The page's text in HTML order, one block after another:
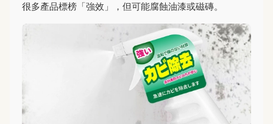
很多產品標榜「強效」，但可能腐蝕油漆或磁磚。